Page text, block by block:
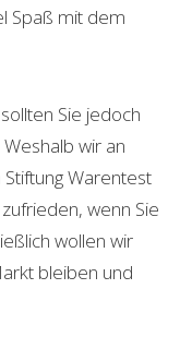
Spaß mit dem
Sie jedoch
wir an
Warentest
wenn Sie
wollen wir
bleiben und